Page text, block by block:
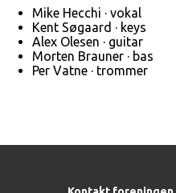
Mike Hecchi · vokal
Kent Søgaard · keys
Alex Olesen · guitar
Morten Brauner · bas
Per Vatne · trommer